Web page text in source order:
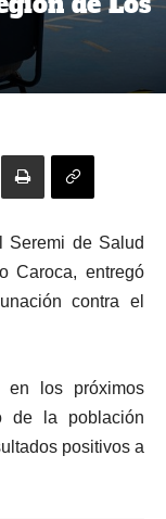
Seremi de Salud
Caroca, entregó
contra el
los próximos
de la población
positivos a